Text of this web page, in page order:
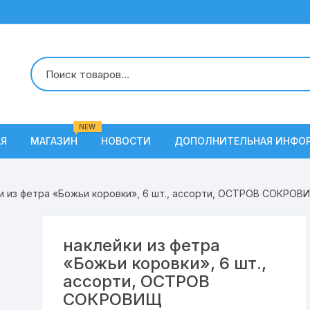
МАГАЗИН
NEW
НОВОСТИ ДОПОЛНИТЕЛЬНАЯ
Наши вакансии
Контакты
из фетра «Божьи коровки», 6 шт., ассорти, ОСТРОВ
наклейки из фетра
«Божьи коровки», 6 шт.,
ассорти, ОСТРОВ
СОКРОВИЩ